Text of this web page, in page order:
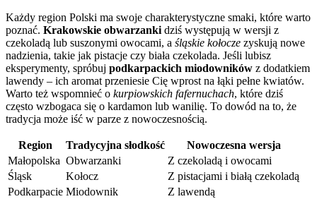
Każdy region Polski ma swoje charakterystyczne smaki, które warto
poznać. Krakowskie obwarzanki dziś występują w wersji z
czekoladą lub suszonymi owocami, a śląskie kołocze zyskują nowe
nadzienia, takie jak pistacje czy biała czekolada. Jeśli lubisz
eksperymenty, spróbuj podkarpackich miodowników z dodatkiem
lawendy – ich aromat przeniesie Cię wprost na łąki pełne kwiatów.
Warto też wspomnieć o kurpiowskich fafernuchach, które dziś
często wzbogaca się o kardamon lub wanilię. To dowód na to, że
tradycja może iść w parze z nowoczesnością.
Region Tradycyjna słodkość
Nowoczesna wersja
Małopolska Obwarzanki
Z czekoladą i owocami
Śląsk
Kołocz
Z pistacjami i białą czekoladą
Podkarpacie Miodownik Z lawendą